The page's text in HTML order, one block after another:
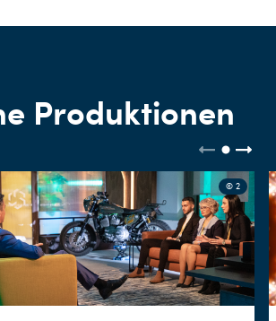
Produktionen
© 2